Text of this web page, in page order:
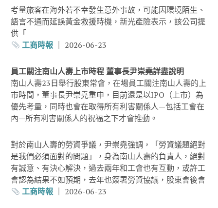
考量旅客在海外若不幸發生意外事故，可能因環境陌生、
語言不通而延誤黃金救援時機，新光產險表示，該公司提
供「
工商時報｜ 2026-06-23
員工關注南山人壽上市時程 董事長尹崇堯詳盡說明
南山人壽23日舉行股東常會，在場員工關注南山人壽的上
市時間，董事長尹崇堯重申，目前還是以IPO（上市）為
優先考量，同時也會在取得所有利害關係人—包括工會在
內—所有利害關係人的祝福之下才會推動。
對於南山人壽的勞資爭議，尹崇堯強調，「勞資議題絕對
是我們必須面對的問題」，身為南山人壽的負責人，絕對
有誠意、有決心解決，過去兩年和工會也有互動，或許工
會認為結果不如預期，去年也簽署勞資協議，股東會後會
工商時報｜ 2026-06-23